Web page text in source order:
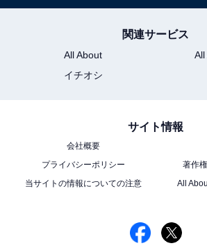
【40代が選んだ】部下に
ランキング！ 2位は「永
関連サービス
All About
All
イチオシ
サイト情報
会社概要
プライバシーポリシー
著作
当サイトの情報についての注意
All